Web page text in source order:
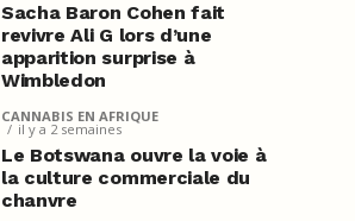
Sacha Baron Cohen fait
revivre Ali G lors d’une
apparition surprise à
Wimbledon
CANNABIS EN AFRIQUE
il y a 2 semaines
Le Botswana ouvre la voie à
la culture commerciale du
chanvre